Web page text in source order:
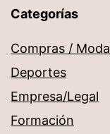
Categorías
Compras / Moda
Deportes
Empresa/Legal
Formación